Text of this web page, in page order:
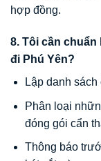
hợp đồng.
8. Tôi cần
đi Phú Yên?
Lập danh
Phân loại
đóng gói cẩn
Thông báo